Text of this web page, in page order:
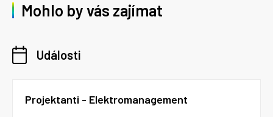
Mohlo by vás zajímat
Události
Projektanti - Elektromanagement